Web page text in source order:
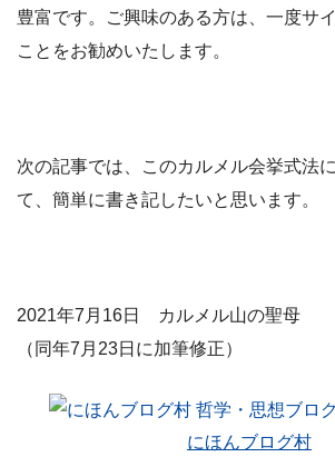
豊富です。ご興味のある方は、一度サ
ことをお勧めいたします。
次の記事では、このカルメル会挙式法
て、簡単に書き記したいと思います。
2021年7月16日 カルメル山の聖母
（同年7月23日に加筆修正）
にほんブログ村